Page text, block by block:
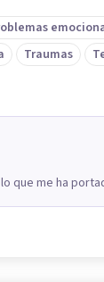
Traumas
que me ha